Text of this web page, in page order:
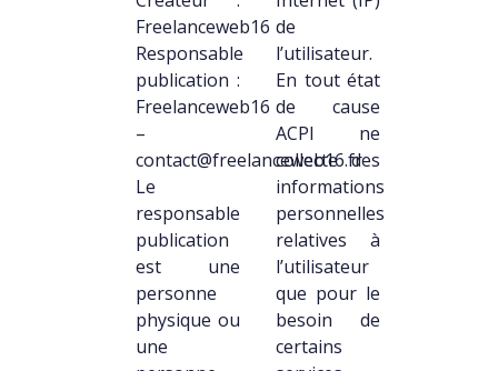
Freelanceweb16
Responsable
publication :
Freelanceweb16
–
contact@freelanceweb16.fr
Le
responsable
publication
est une
personne
physique ou
une
de
l’utilisateur.
En tout état
de cause
ACPI ne
collecte des
informations
personnelles
relatives à
l’utilisateur
que pour le
besoin de
certains